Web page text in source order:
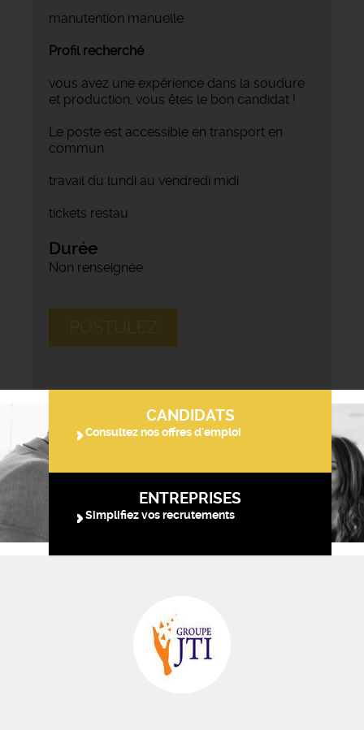
manutention manuelle
Profil recherché
vous avez une expérience dans la soudure
et production, vous êtes le bon candidat !
Le poste est accessible en transport en
commun
travail du lundi au vendredi midi
tickets restau
Durée
Non renseignée
POSTULEZ
CANDIDATS
Consultez nos offres d'emploi
ENTREPRISES
Simplifiez vos recrutements